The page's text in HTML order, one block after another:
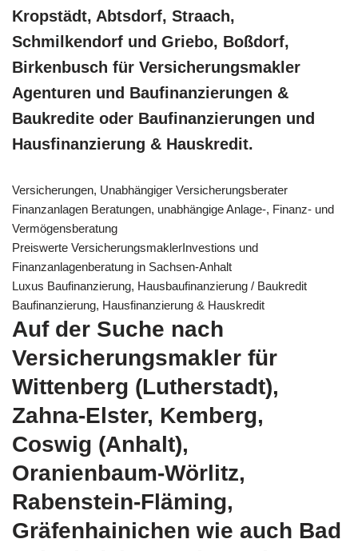
Kropstädt, Abtsdorf, Straach,
Schmilkendorf und Griebo, Boßdorf,
Birkenbusch für Versicherungsmakler
Agenturen und Baufinanzierungen &
Baukredite oder Baufinanzierungen und
Hausfinanzierung & Hauskredit.
Versicherungen, Unabhängiger Versicherungsberater
Finanzanlagen Beratungen, unabhängige Anlage-, Finanz- und
Vermögensberatung
Preiswerte VersicherungsmaklerInvestions und
Finanzanlagenberatung in Sachsen-Anhalt
Luxus Baufinanzierung, Hausbaufinanzierung / Baukredit
Baufinanzierung, Hausfinanzierung & Hauskredit
Auf der Suche nach
Versicherungsmakler für
Wittenberg (Lutherstadt),
Zahna-Elster, Kemberg,
Coswig (Anhalt),
Oranienbaum-Wörlitz,
Rabenstein-Fläming,
Gräfenhainichen wie auch Bad